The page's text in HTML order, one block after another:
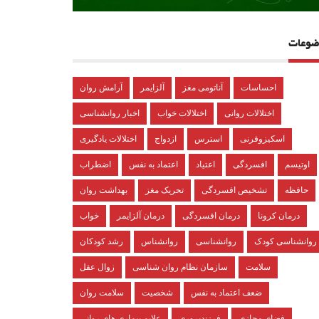
آرامش روان آلزایمر آناتومی مغز احساسات
اخبار روانشناسی اختلالات خواب اختلالات روانی
اختلالات یادگیری ازدواج استرس اسکیزوفرنی
اضطراب اعتماد به نفس اعتیاد افسردگی اوتیسم
بهداشت روان تحریک مغز تشخیص افسردگی حافظه
خواب درمان آلزایمر درمان افسردگی درمان کرونا
رشد کودکان روانشناس روانشناسی روانشناسی کودک
زوال عقل سازمان نظام روان شناسی سلامت
سلامت روان شخصیت ضعف اعتماد به نفس